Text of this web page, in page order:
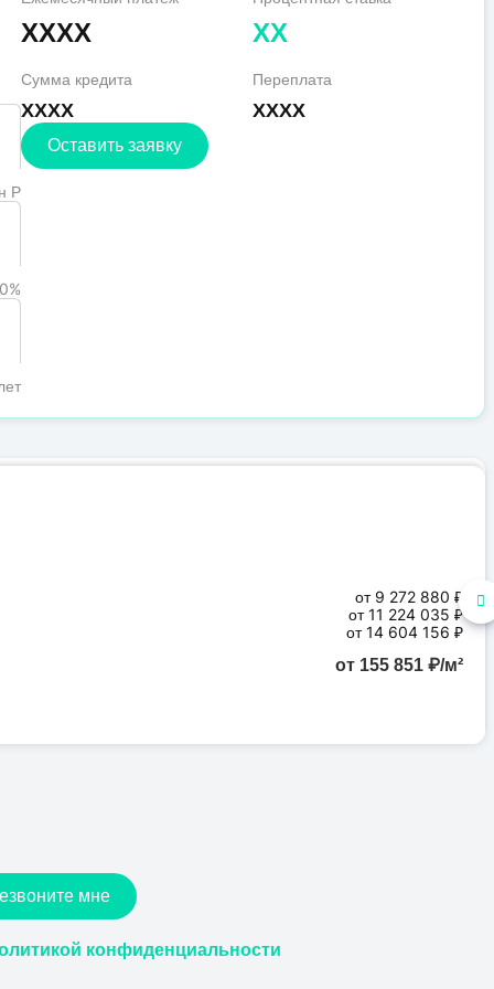
Р
XXXX XX
Сумма кредита
XXXX
Переплата
XXXX
Оставить заявку
от 9 272 880 ₽
от 11 224 035 ₽
от 14 604 156 ₽
от 155 851 ₽/м²
мне
конфиденциальности